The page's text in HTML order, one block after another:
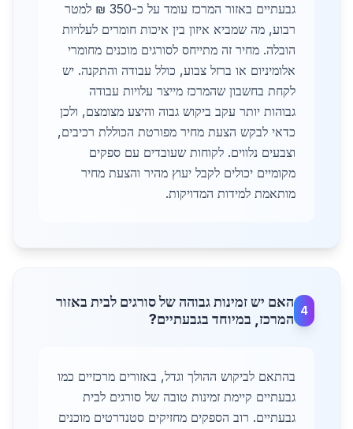
גבעתיים באזור המרכז עומד על כ-350 ₪ למטר
רבוע, מה שמביא איזון בין איכות חומרים לעלויות
הובלה. מחיר זה מתייחס לסורגים מוכנים מחומרי
אלומיניום או ברזל צבוע, כולל עבודה והתקנה. יש
לקחת בחשבון שהמרכז מייצר עלויות עבודה
גבוהות יותר עקב ביקוש גבוה והיצע מצומצם, ולכן
כדאי לבקש הצעת מחיר מפורטת הכוללת רכיבים,
וצבעים נלווים. לקוחות שעובדים עם ספקים
מקומיים יכולים לקבל יעוץ מהיר והצעת מחיר
מותאמת למידות המדויקות.
4
האם יש זמינות גבוהה של סורגים לבית באזור
המרכז, במיוחד בגבעתיים?
בהתאם לביקוש ההולך וגדל, באזורים מרכזיים כמו
גבעתיים קיימת זמינות טובה של סורגים לבית
גבעתיים. רוב הספקים מחזיקים סטנדרטים מוכנים